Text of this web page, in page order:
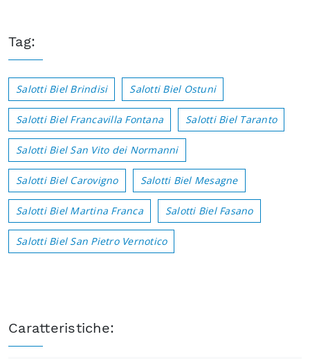
Tag:
Salotti Biel Brindisi Salotti Biel Ostuni
Salotti Biel Francavilla Fontana Salotti Biel Taranto
Salotti Biel San Vito dei Normanni
Salotti Biel Carovigno Salotti Biel Mesagne
Salotti Biel Martina Franca Salotti Biel Fasano
Salotti Biel San Pietro Vernotico
Caratteristiche: